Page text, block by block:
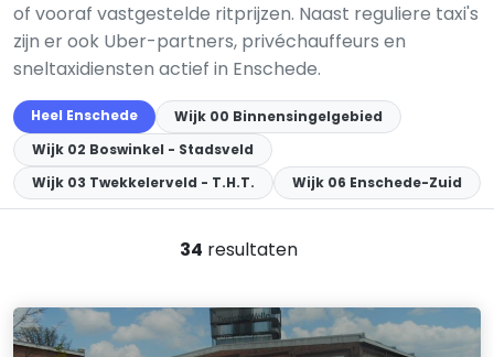
of vooraf vastgestelde ritprijzen. Naast reguliere taxi's
zijn er ook Uber-partners, privéchauffeurs en
sneltaxidiensten actief in Enschede.
Heel Enschede
Wijk 00 Binnensingelgebied
Wijk 02 Boswinkel - Stadsveld
Wijk 03 Twekkelerveld - T.H.T.
Wijk 06 Enschede-Zuid
34 resultaten